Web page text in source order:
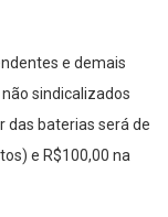
e demais
sindicalizados
das baterias será de
e R$100,00 na